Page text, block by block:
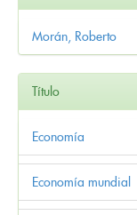
Morán, Roberto
Título
Economía
Economía mundial